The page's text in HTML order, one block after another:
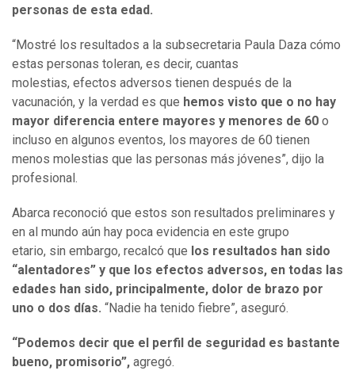
personas de esta edad.
“Mostré los resultados a la subsecretaria Paula Daza cómo
estas personas toleran, es decir, cuantas
molestias, efectos adversos tienen después de la
vacunación, y la verdad es que hemos visto que o no hay
mayor diferencia entere mayores y menores de 60 o
incluso en algunos eventos, los mayores de 60 tienen
menos molestias que las personas más jóvenes”, dijo la
profesional.
Abarca reconoció que estos son resultados preliminares y
en al mundo aún hay poca evidencia en este grupo
etario, sin embargo, recalcó que los resultados han sido
“alentadores” y que los efectos adversos, en todas las
edades han sido, principalmente, dolor de brazo por
uno o dos días. “Nadie ha tenido fiebre”, aseguró.
“Podemos decir que el perfil de seguridad es bastante
bueno, promisorio”, agregó.